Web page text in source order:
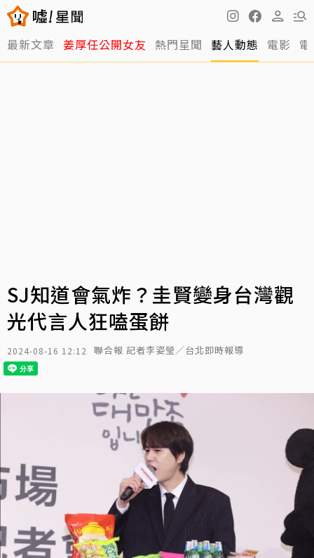
最新文章 姜厚任公開女友 熱門星聞 藝人動態 電影
SJ知道會氣炸？圭賢變身台灣觀
光代言人狂嗑蛋餅
2024-08-16 12:12 聯合報 記者李姿瑩／台北即時報導